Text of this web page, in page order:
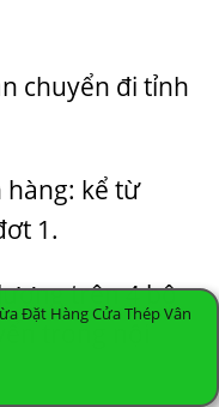
chuyển đi tỉnh
kể từ
1.
trên 4 bộ
trong nội
Đặt Hàng Cửa Thép Vân